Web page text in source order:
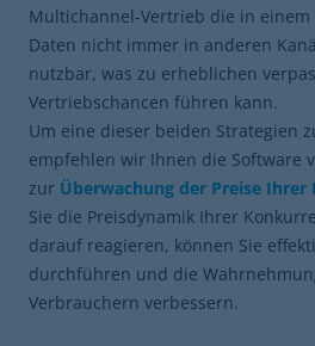
Multichannel-Vertrieb die in einem
Daten nicht immer in anderen
nutzbar, was zu erheblichen
Vertriebschancen führen kann.
Um eine dieser beiden Strategien
empfehlen wir Ihnen die Software
zur Überwachung der Preise
Sie die Preisdynamik Ihrer
darauf reagieren, können Sie
durchführen und die
Verbrauchern verbessern.